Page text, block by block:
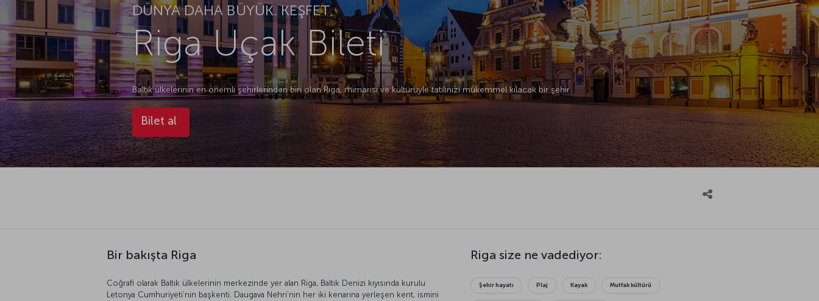
DÜNYA DAHA BÜYÜK. KEŞFET.
Riga Uçak Bileti
Baltık ülkelerinin en önemli şehirlerinden biri olan Riga, mimarisi ve kültürüyle tatilinizi mükemmel kılacak bir şehir.
Bilet al
Bir bakışta Riga
Coğrafi olarak Baltık ülkelerinin merkezinde yer alan Riga, Baltık Denizi kıyısında kurulu
Letonya Cumhuriyeti’nin başkenti. Daugava Nehri’nin her iki kenarına yerleşen kent, ismini
Riga size ne vadediyor:
Şehir hayatı Plaj Kayak Mutfak kültürü